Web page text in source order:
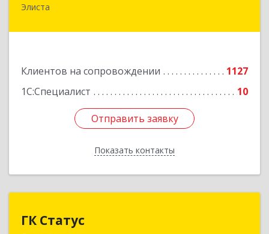
Элиста
Клиентов на сопровождении
1127
1С:Специалист
10
Отправить заявку
Показать контакты
358009, Калмыкия Респ, Элиста г, А.С.Пушкина
Отправить заявку
Назад
ГК Статус